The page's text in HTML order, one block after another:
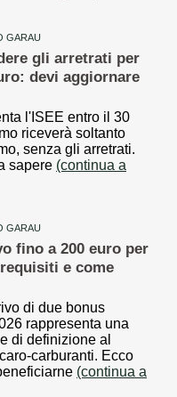
GARAU
gli arretrati per
devi aggiornare
l'ISEE entro il 30
riceverà soltanto
senza gli arretrati.
sapere (continua a
GARAU
fino a 200 euro per
e come
di due bonus
rappresenta una
di definizione al
carburanti. Ecco
(continua a